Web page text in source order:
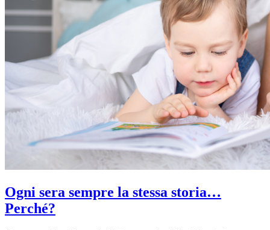
Ogni sera sempre la stessa storia…
Perché?